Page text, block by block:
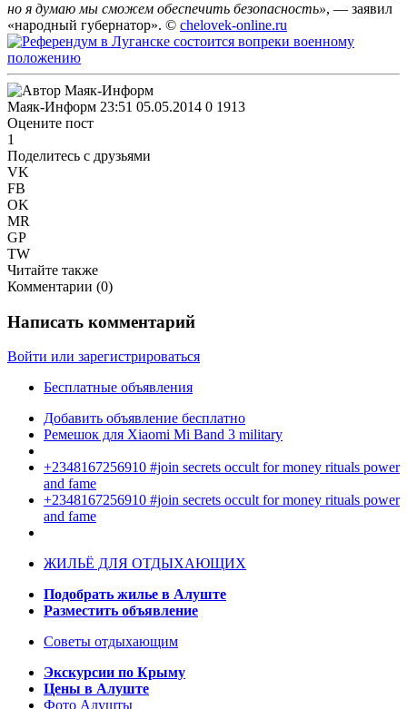
но я думаю мы сможем обеспечить безопасность», — заявил
«народный губернатор». © chelovek-online.ru
Маяк-Информ 23:51 05.05.2014 0 1913
Оцените пост
1
Поделитесь с друзьями
VK
FB
OK
MR
GP
TW
Читайте также
Комментарии (0)
Написать комментарий
Войти или зарегистрироваться
Бесплатные объявления
Добавить объявление бесплатно
Ремешок для Xiaomi Mi Band 3 military
+2348167256910 #join secrets occult for money rituals power
and fame
+2348167256910 #join secrets occult for money rituals power
and fame
ЖИЛЬЁ ДЛЯ ОТДЫХАЮЩИХ
Подобрать жилье в Алуште
Разместить объявление
Советы отдыхающим
Экскурсии по Крыму
Цены в Алуште
Фото Алушты